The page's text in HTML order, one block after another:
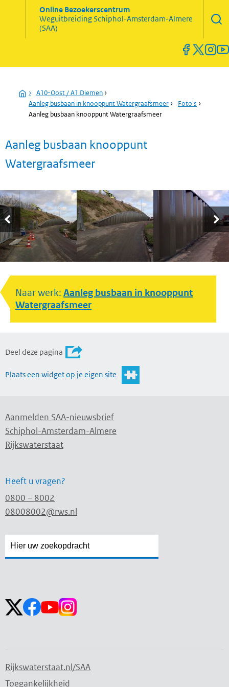
Online Bezoekerscentrum
WeguitbreidingSchiphol-Amsterdam-Almere
(SAA)
Home
› A10-Oost / A1 Diemen ›
Aanleg busbaan in knooppunt Watergraafsmeer › Foto's ›
Aanleg busbaan knooppunt Watergraafsmeer
Aanleg busbaan knooppunt
Watergraafsmeer
Naar werk: Aanleg busbaan in knooppunt
Watergraafsmeer
Deel deze pagina
Plaats een widget op je eigen site
Aanmelden SAA-nieuwsbrief
Schiphol-Amsterdam-Almere
Rijkswaterstaat
Heeft u vragen?
0800 – 8002
08008002@rws.nl
Rijkswaterstaat.nl/SAA
Toegankelijkheid